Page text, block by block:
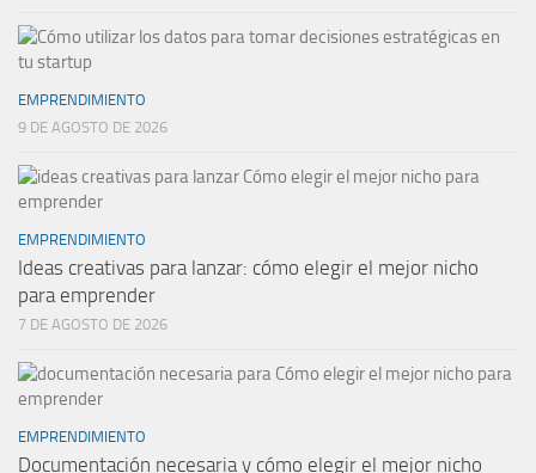
EMPRENDIMIENTO
9 DE AGOSTO DE 2026
EMPRENDIMIENTO
Ideas creativas para lanzar: cómo elegir el mejor nicho
para emprender
7 DE AGOSTO DE 2026
EMPRENDIMIENTO
Documentación necesaria y cómo elegir el mejor nicho